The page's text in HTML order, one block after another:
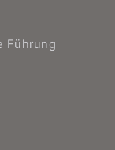
Führung